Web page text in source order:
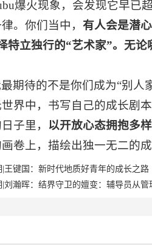
爆火现象，会发现它早已
。你们当中， 有人会是潜
特立独行的“艺术家”。无
期待的不是你们成为“别
界中，书写自己的成长剧
子里， 以开放心态拥抱多
卷上，描绘出独一无二的
|王键国：新时代地质好青年的成长之路
|刘瀚晖：结界守卫的嬗变：辅导员从